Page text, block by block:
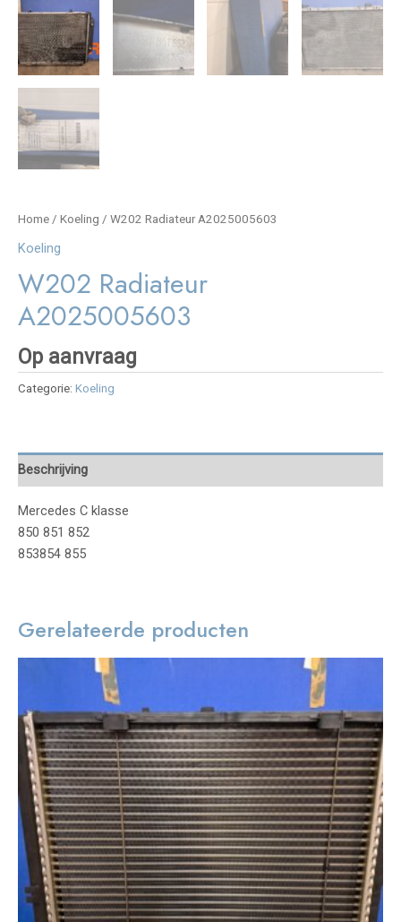
Home / Koeling / W202 Radiateur A2025005603
Koeling
W202 Radiateur
A2025005603
Op aanvraag
Categorie: Koeling
Beschrijving
Mercedes C klasse
850 851 852
853854 855
Gerelateerde producten